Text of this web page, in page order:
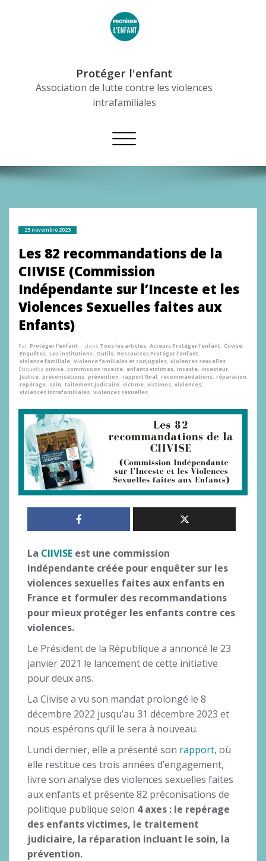
Protéger l'enfant
Association de lutte contre les violences
intrafamiliales
Afficher/masquer
la
25 novembre 2023
Les 82 recommandations de la
CIIVISE (Commission
Indépendante sur l’Inceste et les
Violences Sexuelles faites aux
Enfants)
Par Protéger l'enfant dans Tous les articles, Acteurs Protéger l'enfant, Ciivise,
Enquêtes, Les institutions, Outils, Ressources Protéger l'enfant,
violence familiale, Violence familiales et conjugales, Violences sexuelles
Étiquette ciivise, commission inceste, enfants victimes, inceste, incesteur,
Justice, préconisations, prévention, rapport final, recommandations, réparation,
repérage, soin, taitement judicaire, victime, victimes, violences,
violences intrafamiliales, violences sexuelles
La CIIVISE est une commission
indépendante créée pour enquêter sur les
violences sexuelles faites aux enfants en
France et formuler des recommandations
pour mieux protéger les enfants contre ces
violences.
Le Président de la République a annoncé le 23
janvier 2021 le lancement de cette initiative
pour deux ans.
La Ciivise a vu son mandat prolongé le 8
décembre 2022 jusqu’au 31 décembre 2023 et
nous espérons qu’il le sera à nouveau.
Lundi dernier, elle a présenté son rapport, où
elle restitue ces trois années d’engagement,
livre son analyse des violences sexuelles faites
aux enfants et présente 82 préconisations de
politique publique selon 4 axes : le repérage
des enfants victimes, le traitement
judiciaire, la réparation incluant le soin, la
prévention.